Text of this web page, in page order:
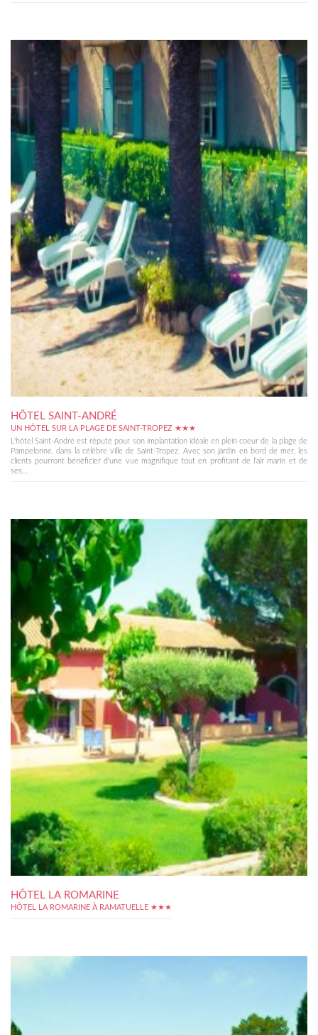
HÔTEL SAINT-ANDRÉ
UN HÔTEL SUR LA PLAGE DE SAINT-TROPEZ ★★★
L'hôtel Saint-André est réputé pour son implantation idéale en plein coeur de la plage de
Pampelonne, dans la célèbre ville de Saint-Tropez. Avec son jardin en bord de mer, les
clients pourront bénéficier d'une vue magnifique tout en profitant de l'air marin et de
ses...
HÔTEL LA ROMARINE
HÔTEL LA ROMARINE À RAMATUELLE ★★★